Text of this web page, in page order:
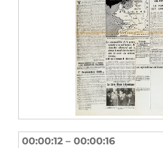
00:00:12 – 00:00:16